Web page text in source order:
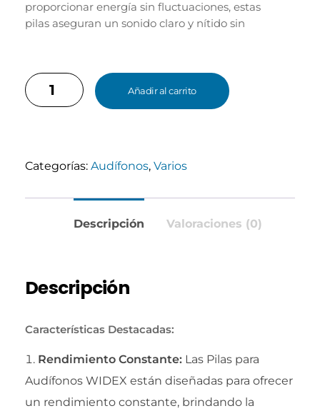
proporcionar energía sin fluctuaciones, estas
pilas aseguran un sonido claro y nítido sin
Añadir al carrito
Categorías: Audífonos, Varios
Descripción Valoraciones (0)
Descripción
Características Destacadas:
Rendimiento Constante: Las Pilas para
Audífonos WIDEX están diseñadas para ofrecer
un rendimiento constante, brindando la